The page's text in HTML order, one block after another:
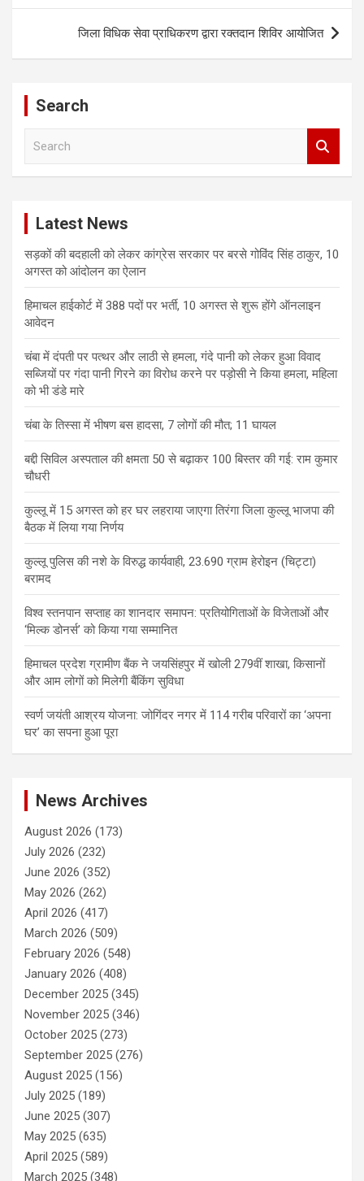
जिला विधिक सेवा प्राधिकरण द्वारा रक्तदान शिविर आयोजित
Search
Latest News
सड़कों की बदहाली को लेकर कांग्रेस सरकार पर बरसे गोविंद सिंह ठाकुर, 10
अगस्त को आंदोलन का ऐलान
हिमाचल हाईकोर्ट में 388 पदों पर भर्ती, 10 अगस्त से शुरू होंगे ऑनलाइन
आवेदन
चंबा में दंपती पर पत्थर और लाठी से हमला, गंदे पानी को लेकर हुआ विवाद
सब्जियों पर गंदा पानी गिरने का विरोध करने पर पड़ोसी ने किया हमला, महिला
को भी डंडे मारे
चंबा के तिस्सा में भीषण बस हादसा, 7 लोगों की मौत; 11 घायल
बद्दी सिविल अस्पताल की क्षमता 50 से बढ़ाकर 100 बिस्तर की गई: राम कुमार
चौधरी
कुल्लू में 15 अगस्त को हर घर लहराया जाएगा तिरंगा जिला कुल्लू भाजपा की
बैठक में लिया गया निर्णय
कुल्लू पुलिस की नशे के विरुद्ध कार्यवाही, 23.690 ग्राम हेरोइन (चिट्टा)
बरामद
विश्व स्तनपान सप्ताह का शानदार समापन: प्रतियोगिताओं के विजेताओं और
‘मिल्क डोनर्स’ को किया गया सम्मानित
हिमाचल प्रदेश ग्रामीण बैंक ने जयसिंहपुर में खोली 279वीं शाखा, किसानों
और आम लोगों को मिलेगी बैंकिंग सुविधा
स्वर्ण जयंती आश्रय योजना: जोगिंदर नगर में 114 गरीब परिवारों का ‘अपना
घर’ का सपना हुआ पूरा
News Archives
August 2026 (173)
July 2026 (232)
June 2026 (352)
May 2026 (262)
April 2026 (417)
March 2026 (509)
February 2026 (548)
January 2026 (408)
December 2025 (345)
November 2025 (346)
October 2025 (273)
September 2025 (276)
August 2025 (156)
July 2025 (189)
June 2025 (307)
May 2025 (635)
April 2025 (589)
March 2025 (348)